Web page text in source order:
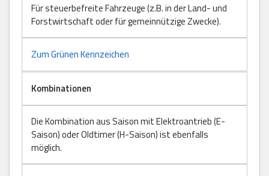
Für steuerbefreite Fahrzeuge (z.B. in der Land- und
Forstwirtschaft oder für gemeinnützige Zwecke).
Zum Grünen Kennzeichen
Kombinationen
Die Kombination aus Saison mit Elektroantrieb (E-
Saison) oder Oldtimer (H-Saison) ist ebenfalls
möglich.